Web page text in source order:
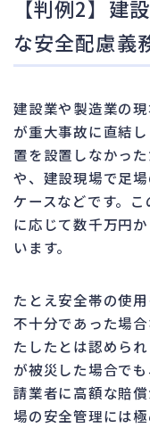
【判例2】建
な安全配慮義
建設業や製造業の
が重大事故に直結
置を設置しなかっ
や、建設現場で足
ケースなどです。
に応じて数千万円か
います。
たとえ安全帯の使
不十分であった場
たしたとは認めら
が被災した場合で
請業者に高額な賠
場の安全管理には